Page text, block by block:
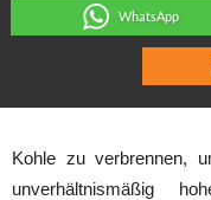
WhatsApp
Kohle zu verbrennen,
unverhältnismäßig